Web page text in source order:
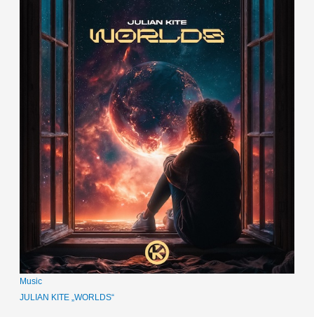
Music
JULIAN KITE „WORLDS“